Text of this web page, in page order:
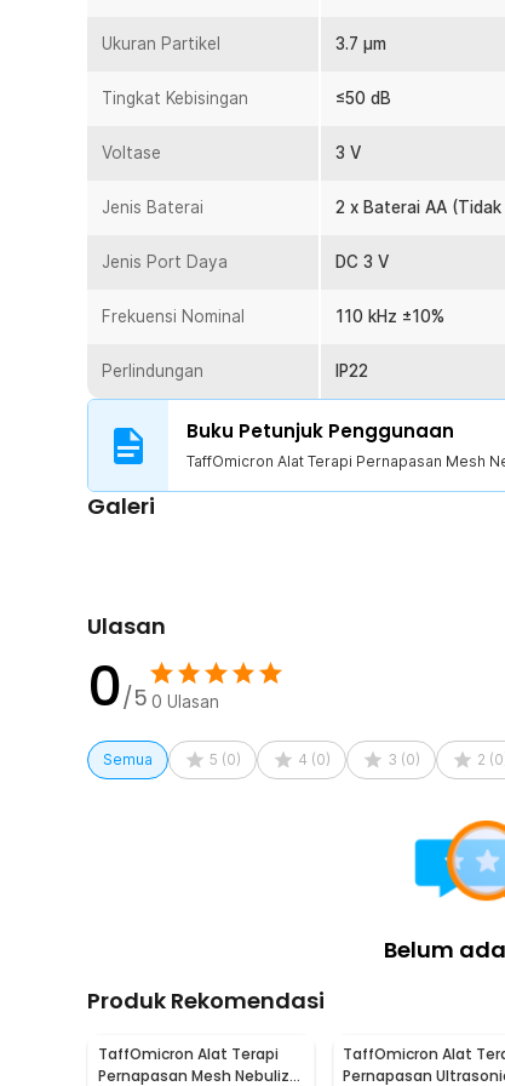
Rincian yang Anda dapatkan untuk pembelian
1 x Masker Dewasa
1 x Mouthpiece
1 x Tas Penyimpanan
Ukuran Partikel 3.7 µm
Tingkat Kebisingan ≤50 dB
Voltase 3 V
Jenis Baterai 2 x Baterai AA
Jenis Port Daya DC 3 V
Frekuensi Nominal 110 kHz ±10%
Perlindungan IP22
Buku Petunjuk Penggunaan
TaffOmicron Alat Terapi Pernapasan Mesh
Galeri
Ulasan
0/5 0 Ulasan
Semua 5 (0) 4 (0) 3 (0) 2 (0
Belum
Produk Rekomendasi
TaffOmicron Alat Terapi
Pernapasan Mesh Nebulizer
TaffOmicron Alat
Pernapasan